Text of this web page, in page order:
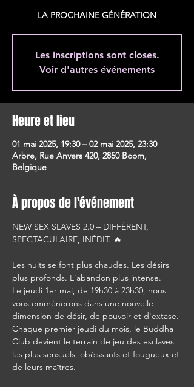
LA PROCHAINE GÉNÉRATION
Les inscriptions sont closes.
Voir d'autres événements
Heure et lieu
01 mai 2025, 19:30 – 02 mai 2025, 23:30
Arbre, Rue Anvers 420, 2850 Boom,
Belgique
À propos de l'événement
NEW SEX SLAVES 2.0 – DIFFÉRENT,
SPECTACULAIRE, INÉDIT. 🔥
Les nuits se font plus chaudes. Les désirs
plus profonds. L'abandon plus intense.
Le jeudi 1er mai, de 19h30 à 23h30, nous
vous emmènerons dans une nouvelle
dimension de désir, de pouvoir et d'extase.
Chaque premier jeudi du mois, le Buddha
Club devient le terrain de jeu des esclaves
les plus sensuels, obéissants et fougueux et
de leurs maîtres.